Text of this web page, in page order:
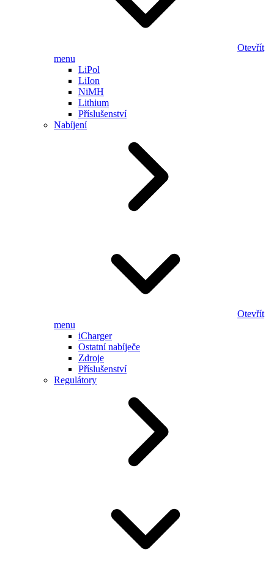
Otevřít
menu
LiPol
LiIon
NiMH
Lithium
Příslušenství
Nabíjení
Otevřít
menu
iCharger
Ostatní nabíječe
Zdroje
Příslušenství
Regulátory